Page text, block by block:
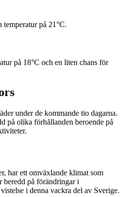
temperatur på 21°C.
på 18°C och en liten chans för
under de kommande tio dagarna.
på olika förhållanden beroende på
har ett omväxlande klimat som
beredd på förändringar i
i denna vackra del av Sverige.